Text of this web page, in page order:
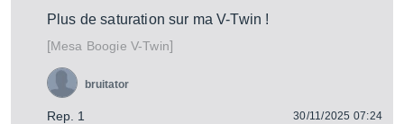
Plus de saturation sur ma V-Twin !
[Mesa Boogie V-Twin]
Rep. 1
bruitator
30/11/2025 07:24